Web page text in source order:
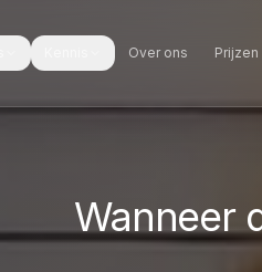
Over ons Prijzen
Wanneer